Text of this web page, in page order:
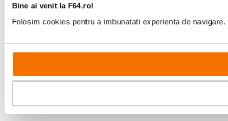
Bine ai venit la F64.ro!
Folosim cookies pentru a imbunatati experienta de